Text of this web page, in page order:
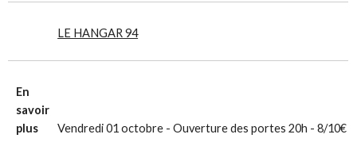
LE HANGAR 94
En
savoir
plus
Vendredi 01 octobre - Ouverture des portes 20h - 8/10€